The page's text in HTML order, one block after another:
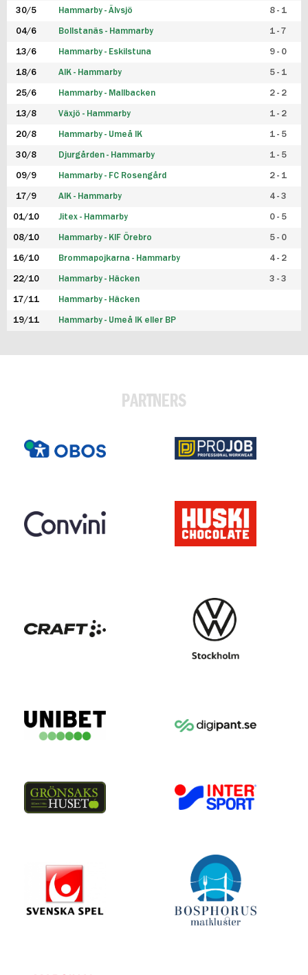
30/5 Hammarby - Älvsjö 8 - 1
04/6 Bollstanäs - Hammarby 1 - 7
13/6 Hammarby - Eskilstuna 9 - 0
18/6 AIK - Hammarby 5 - 1
25/6 Hammarby - Mallbacken 2 - 2
13/8 Växjö - Hammarby 1 - 2
20/8 Hammarby - Umeå IK 1 - 5
30/8 Djurgården - Hammarby 1 - 5
09/9 Hammarby - FC Rosengård 2 - 1
17/9 AIK - Hammarby 4 - 3
01/10 Jitex - Hammarby 0 - 5
08/10 Hammarby - KIF Örebro 5 - 0
16/10 Brommapojkarna - Hammarby 4 - 2
22/10 Hammarby - Häcken 3 - 3
17/11 Hammarby - Häcken
19/11 Hammarby - Umeå IK eller BP
PARTNERS